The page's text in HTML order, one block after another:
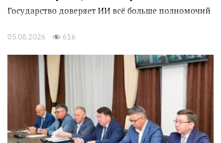
Государство доверяет ИИ всё больше полномочий
05.08.2026 616